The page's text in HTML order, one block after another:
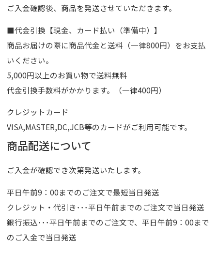
ご入金確認後、商品を発送させていただきます。
■代金引換【現金、カード払い（準備中）】
商品お届けの際に商品代金と送料（一律800円）をお支払
いください。
5,000円以上のお買い物で送料無料
代金引換手数料がかかります。（一律400円）
クレジットカード
VISA,MASTER,DC,JCB等のカードがご利用可能です。
商品配送について
ご入金が確認でき次第発送いたします。
平日午前9：00までのご注文で最短当日発送
クレジット・代引き･･･平日午前までのご注文で当日発送
銀行振込･･･平日午前までのご注文で、平日午前9：00まで
のご入金で当日発送